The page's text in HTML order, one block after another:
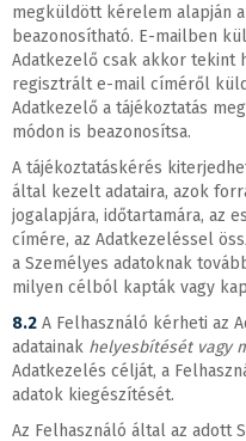
megküldött kérelem alapján
beazonosítható. E-mailben
Adatkezelő csak akkor tekint
regisztrált e-mail címéről
Adatkezelő a tájékoztatás
módon is beazonosítsa.
A tájékoztatáskérés
által kezelt adataira, azok
jogalapjára, időtartamára, az
címére, az Adatkezeléssel
a Személyes adatoknak
milyen célból kapták vagy
8.2 A Felhasználó kérheti az
adatainak helyesbítését vagy
Adatkezelés célját, a
adatok kiegészítését.
Az Felhasználó által az adott